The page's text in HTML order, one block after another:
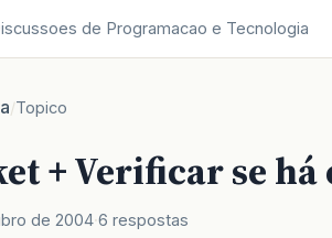
de Programacao e Tecnologia
/Topico
+ Verificar se há
de 2004 6 respostas